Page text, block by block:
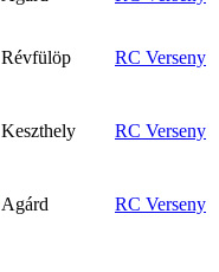
Révfülöp
RC Verseny
Keszthely
RC Verseny
Agárd
RC Verseny